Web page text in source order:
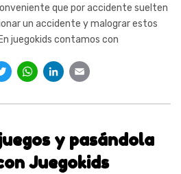
que por accidente suelten
un accidente y malograr estos
juegokids contamos con
Twitter
WhatsApp
LinkedIn
y pasándola
Juegokids